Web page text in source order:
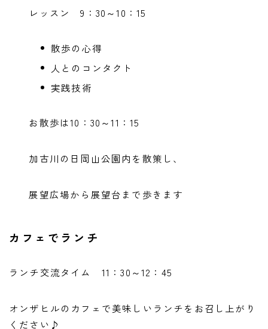
レッスン 9：30～10：15
散歩の心得
人とのコンタクト
実践技術
お散歩は10：30～11：15
加古川の日岡山公園内を散策し、
展望広場から展望台まで歩きます
カフェでランチ
ランチ交流タイム 11：30～12：45
オンザヒルのカフェで美味しいランチをお召し上がり
ください♪